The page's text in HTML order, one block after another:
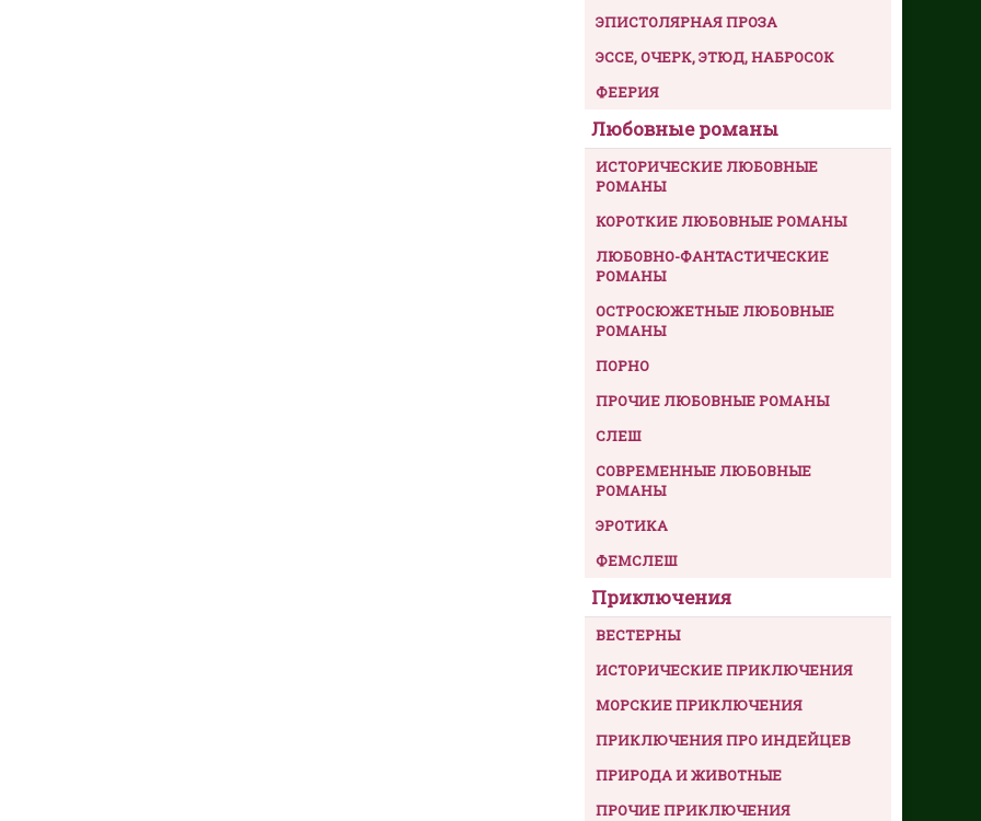
ЭПИСТОЛЯРНАЯ ПРОЗА
ЭССЕ, ОЧЕРК, ЭТЮД, НАБРОСОК
ФЕЕРИЯ
Любовные романы
ИСТОРИЧЕСКИЕ ЛЮБОВНЫЕ
РОМАНЫ
КОРОТКИЕ ЛЮБОВНЫЕ РОМАНЫ
ЛЮБОВНО-ФАНТАСТИЧЕСКИЕ
РОМАНЫ
ОСТРОСЮЖЕТНЫЕ ЛЮБОВНЫЕ
РОМАНЫ
ПОРНО
ПРОЧИЕ ЛЮБОВНЫЕ РОМАНЫ
СЛЕШ
СОВРЕМЕННЫЕ ЛЮБОВНЫЕ
РОМАНЫ
ЭРОТИКА
ФЕМСЛЕШ
Приключения
ВЕСТЕРНЫ
ИСТОРИЧЕСКИЕ ПРИКЛЮЧЕНИЯ
МОРСКИЕ ПРИКЛЮЧЕНИЯ
ПРИКЛЮЧЕНИЯ ПРО ИНДЕЙЦЕВ
ПРИРОДА И ЖИВОТНЫЕ
ПРОЧИЕ ПРИКЛЮЧЕНИЯ